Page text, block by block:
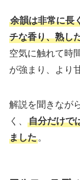
余韻は非常に長
チな香り、熟し
空気に触れて時
が強まり、より
解説を聞きなが
く、 自分だけで
ました。